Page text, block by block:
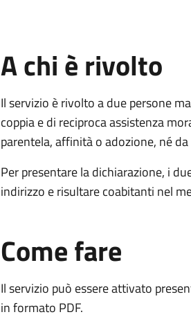
A chi è rivolto
Il servizio è rivolto a due persone
coppia e di reciproca assistenza
parentela, affinità o adozione, né
Per presentare la dichiarazione, i
indirizzo e risultare coabitanti nel
Come fare
Il servizio può essere attivato
in formato PDF.